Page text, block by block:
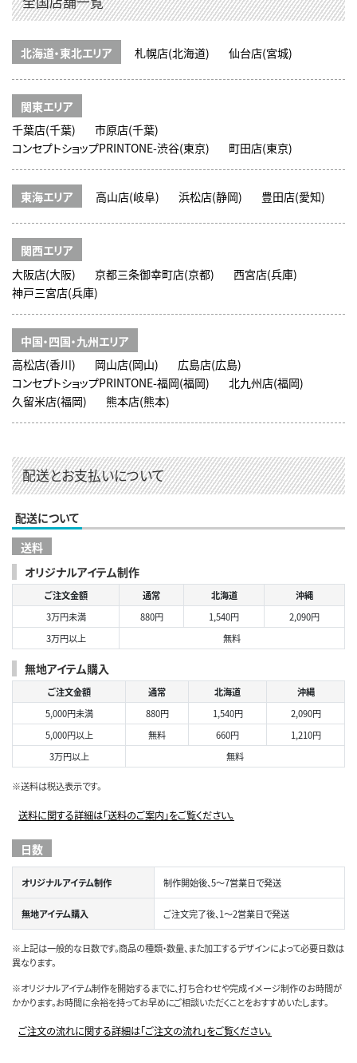
北海道・東北エリア 札幌店(北海道) 仙台店(宮城)
関東エリア
千葉店(千葉)
市原店(千葉)
コンセプトショップPRINTONE-渋谷(東京)
町田店(東京)
東海エリア 高山店(岐阜) 浜松店(静岡) 豊田店(愛知)
関西エリア
大阪店(大阪)
京都三条御幸町店(京都)
西宮店(兵庫)
神戸三宮店(兵庫)
中国・四国・九州エリア
高松店(香川)
岡山店(岡山)
広島店(広島)
コンセプトショップPRINTONE-福岡(福岡)
北九州店(福岡)
久留米店(福岡)
熊本店(熊本)
配送とお支払いについて
配送について
送料
オリジナルアイテム制作
ご注文金額 通常 北海道
沖縄
3万円未満
880円 1,540円
2,090円
3万円以上
無料
無地アイテム購入
ご注文金額 通常 北海道
沖縄
5,000円未満
880円 1,540円
2,090円
5,000円以上
無料 660円
1,210円
3万円以上
無料
※送料は税込表示です。
送料に関する詳細は「送料のご案内」をご覧ください。
日数
オリジナルアイテム制作 制作開始後、5～7営業日で発送
無地アイテム購入 ご注文完了後、1～2営業日で発送
※上記は一般的な日数です。商品の種類・数量、また加工するデザインによって必要日数は
異なります。
※オリジナルアイテム制作を開始するまでに、打ち合わせや完成イメージ制作のお時間が
かかります。お時間に余裕を持ってお早めにご相談いただくことをおすすめいたします。
ご注文の流れに関する詳細は「ご注文の流れ」をご覧ください。